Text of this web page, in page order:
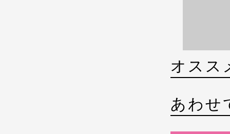
オスス
あわせ